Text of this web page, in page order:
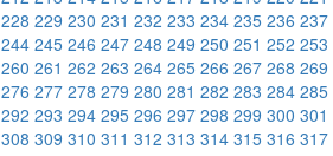
228 229 230 231 232 233 234 235 236 237
244 245 246 247 248 249 250 251 252 253
260 261 262 263 264 265 266 267 268 269
276 277 278 279 280 281 282 283 284 285
292 293 294 295 296 297 298 299 300 301
308 309 310 311 312 313 314 315 316 317